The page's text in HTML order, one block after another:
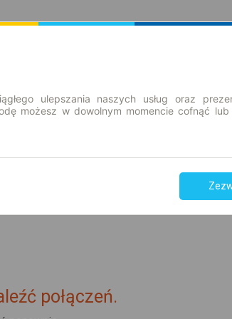
połączeń.
ulepszania naszych usług oraz
możesz w dowolnym momencie cofnąć lub